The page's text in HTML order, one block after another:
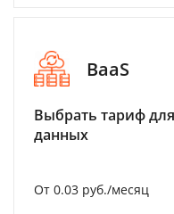
BaaS
Выбрать тариф
данных
От 0.03 руб./месяц